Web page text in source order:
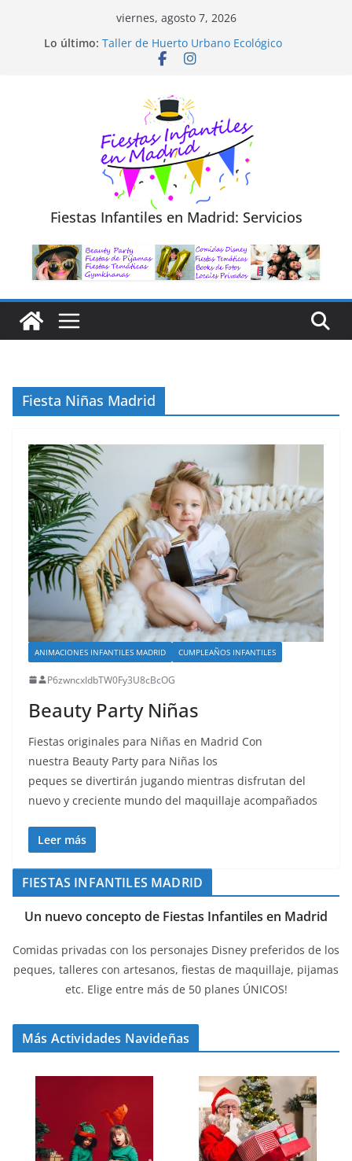
viernes, agosto 7, 2026
Lo último:
Diseño de Moda y Reciclaje de Prendas
Taller de Huerto Urbano Ecológico
TALLER FOTOGRAFÍA LA NATURALEZA
Trivial Virtual para niños
Fiestas Infantiles en Madrid: Servicios
Fiesta Niñas Madrid
ANIMACIONES INFANTILES MADRID CUMPLEAÑOS INFANTILES
P6zwncxIdbTW0Fy3U8cBcOG
Beauty Party Niñas
Fiestas originales para Niñas en Madrid Con
nuestra Beauty Party para Niñas los
peques se divertirán jugando mientras disfrutan del
nuevo y creciente mundo del maquillaje acompañados
Leer más
FIESTAS INFANTILES MADRID
Un nuevo concepto de Fiestas Infantiles en Madrid
Comidas privadas con los personajes Disney preferidos de los
peques, talleres con artesanos, fiestas de maquillaje, pijamas
etc. Elige entre más de 50 planes ÚNICOS!
Más Actividades Navideñas